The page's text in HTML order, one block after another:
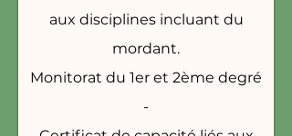
aux disciplines incluant du
mordant.
Monitorat du 1er et 2ème degré
-